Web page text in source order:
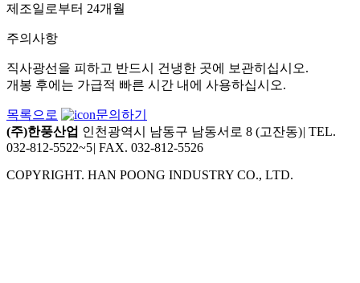
제조일로부터 24개월
주의사항
직사광선을 피하고 반드시 건냉한 곳에 보관히십시오.
개봉 후에는 가급적 빠른 시간 내에 사용하십시오.
목록으로
문의하기
(주)한풍산업 인천광역시 남동구 남동서로 8 (고잔동)| TEL.
032-812-5522~5| FAX. 032-812-5526
COPYRIGHT. HAN POONG INDUSTRY CO., LTD.